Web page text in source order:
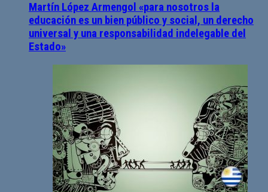
Martín López Armengol «para nosotros la
educación es un bien público y social, un derecho
universal y una responsabilidad indelegable del
Estado»